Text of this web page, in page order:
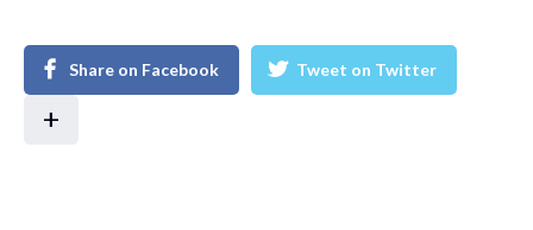
Share on Facebook Tweet on Twitter
+